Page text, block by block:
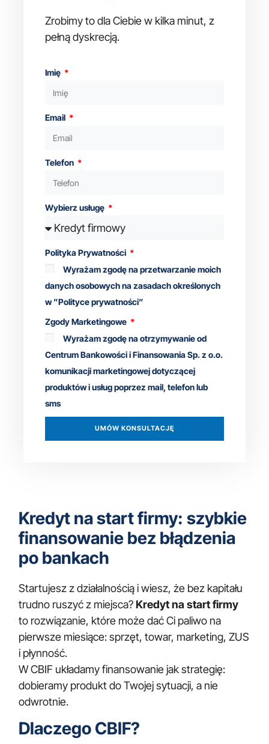
Zrobimy to dla Ciebie w kilka minut, z
pełną dyskrecją.
Imię
Email
Telefon
Wybierz usługę
Polityka Prywatności
Wyrażam zgodę na przetwarzanie moich
danych osobowych na zasadach określonych
w ”Polityce prywatności”
Zgody Marketingowe
Wyrażam zgodę na otrzymywanie od
Centrum Bankowości i Finansowania Sp. z o.o.
komunikacji marketingowej dotyczącej
produktów i usług poprzez mail, telefon lub
sms
UMÓW KONSULTACJĘ
Kredyt na start firmy: szybkie
finansowanie bez błądzenia
po bankach
Startujesz z działalnością i wiesz, że bez kapitału
trudno ruszyć z miejsca?Kredyt na start firmy
to rozwiązanie, które może dać Ci paliwo na
pierwsze miesiące: sprzęt, towar, marketing, ZUS
i płynność.
W CBIF układamy finansowanie jak strategię:
dobieramy produkt do Twojej sytuacji, a nie
odwrotnie.
Dlaczego CBIF?